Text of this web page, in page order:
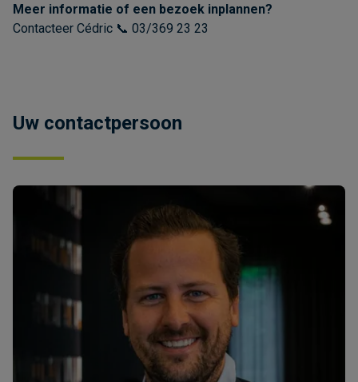
Meer informatie of een bezoek inplannen?
Contacteer Cédric 📞 03/369 23 23
Uw contactpersoon